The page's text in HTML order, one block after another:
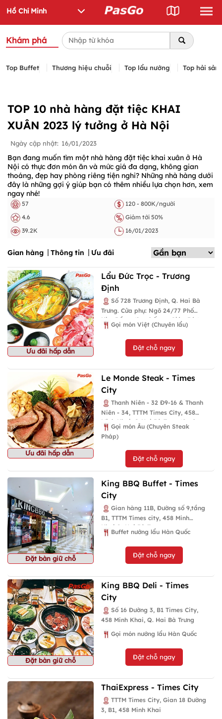
Khám phá
Top Buffet Thương hiệu chuỗi Top lẩu nướng Top hải sản
TOP 10 nhà hàng đặt tiệc KHAI
XUÂN 2023 lý tưởng ở Hà Nội
Ngày cập nhật: 16/01/2023
Bạn đang muốn tìm một nhà hàng đặt tiệc khai xuân ở Hà
Nội có thực đơn món ăn và mức giá đa dạng, không gian
thoáng, đẹp hay phòng riêng tiện nghi? Những nhà hàng dưới
đây là những gợi ý giúp bạn có thêm nhiều lựa chọn hơn, xem
ngay nhé!
57
120 - 800K/người
4.6
Giảm tới 50%
39.2K
16/01/2023
Gian hàng Thông tin Ưu đãi
Ưu đãi hấp dẫn
Lẩu Đức Trọc - Trương
Định
Số 728 Trương Định, Q. Hai Bà
Trưng. Cửa phụ: Ngõ 24/77 Phố
Kim Đồng, (Sau bến xe Giáp Bát).
Gọi món Việt (Chuyên lẩu)
Đặt chỗ ngay
Ưu đãi hấp dẫn
Le Monde Steak - Times
City
Thanh Niên - 32 Đ9-16 & Thanh
Niên - 34, TTTM Times City, 458
Minh Khai, Q Hai Bà Trưng(Cạnh
thang cuốn T2)
Gọi món Âu (Chuyên Steak
Pháp)
Đặt chỗ ngay
Đặt bàn giữ chỗ
King BBQ Buffet - Times
City
Gian hàng 11B, Đường số 9,tầng
B1, TTTM Times city, 458 Minh
Khai,Q. Hai Bà Trưng
Buffet nướng lẩu Hàn Quốc
Đặt chỗ ngay
Đặt bàn giữ chỗ
King BBQ Deli - Times
City
Số 16 Đường 3, B1 Times City,
458 Minh Khai, Q. Hai Bà Trưng
Gọi món nướng lẩu Hàn Quốc
Đặt chỗ ngay
ThaiExpress - Times City
TTTM Times City, Gian 18 Đường
3, B1, 458 Minh Khai